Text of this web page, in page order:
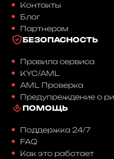
Контакты
Блог
Партнерам
БЕЗОПАСНОСТЬ
Правила сервиса
KYC/AML
AML Проверка
Предупреждение о
ПОМОЩЬ
Поддержка 24/7
FAQ
Как это работает